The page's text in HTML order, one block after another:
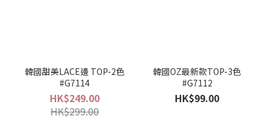
韓國甜美LACE邊 TOP-2色
#G7114
HK$249.00
HK$299.00
韓國OZ最新款TOP-3色
#G7112
HK$99.00